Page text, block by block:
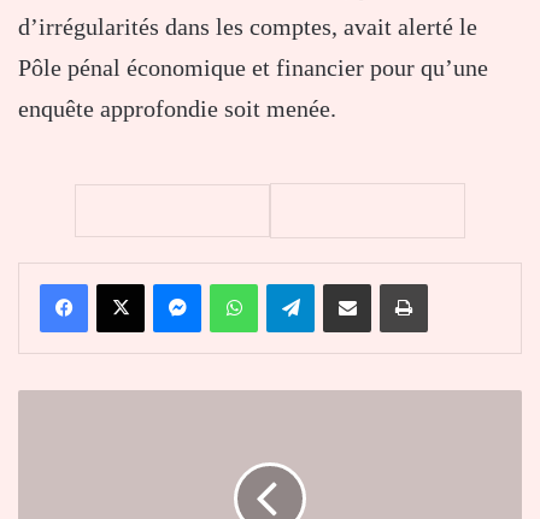
d’irrégularités dans les comptes, avait alerté le
Pôle pénal économique et financier pour qu’une
enquête approfondie soit menée.
FacebookX MessengerWhatsAppTelegramPartager par email Imprimer